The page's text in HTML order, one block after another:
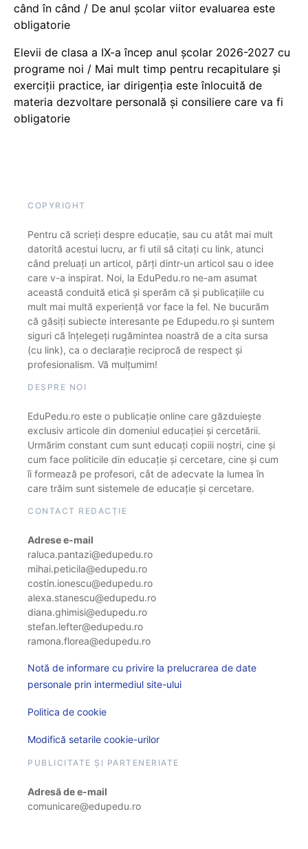
când în când / De anul școlar viitor evaluarea este
obligatorie
Elevii de clasa a IX-a încep anul școlar 2026-2027 cu
programe noi / Mai mult timp pentru recapitulare și
exerciții practice, iar dirigenția este înlocuită de
materia dezvoltare personală și consiliere care va fi
obligatorie
COPYRIGHT
Pentru că scrieți despre educație, sau cu atât mai mult
datorită acestui lucru, ar fi util să citați cu link, atunci
când preluați un articol, părți dintr-un articol sau o idee
care v-a inspirat. Noi, la EduPedu.ro ne-am asumat
această conduită etică și sperăm că și publicațiile cu
mult mai multă experiență vor face la fel. Ne bucurăm
că găsiți subiecte interesante pe Edupedu.ro și suntem
siguri că înțelegeți rugămintea noastră de a cita sursa
(cu link), ca o declarație reciprocă de respect și
profesionalism. Vă mulțumim!
DESPRE NOI
EduPedu.ro este o publicație online care găzduiește
exclusiv articole din domeniul educației și cercetării.
Urmărim constant cum sunt educați copiii noștri, cine și
cum face politicile din educație și cercetare, cine și cum
îi formează pe profesori, cât de adecvate la lumea în
care trăim sunt sistemele de educație și cercetare.
CONTACT REDACȚIE
Adrese e-mail
raluca.pantazi@edupedu.ro
mihai.peticila@edupedu.ro
costin.ionescu@edupedu.ro
alexa.stanescu@edupedu.ro
diana.ghimisi@edupedu.ro
stefan.lefter@edupedu.ro
ramona.florea@edupedu.ro
Notă de informare cu privire la prelucrarea de date
personale prin intermediul site-ului
Politica de cookie
Modifică setarile cookie-urilor
PUBLICITATE ȘI PARTENERIATE
Adresă de e-mail
comunicare@edupedu.ro